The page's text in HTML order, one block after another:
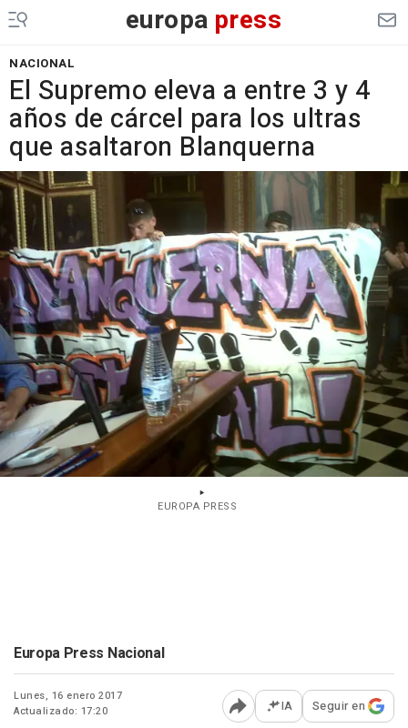
europa press
NACIONAL
El Supremo eleva a entre 3 y 4
años de cárcel para los ultras
que asaltaron Blanquerna
EUROPA PRESS
Europa Press Nacional
Lunes, 16 enero 2017
Actualizado: 17:20
Abrir opciones para
IA Seguir en